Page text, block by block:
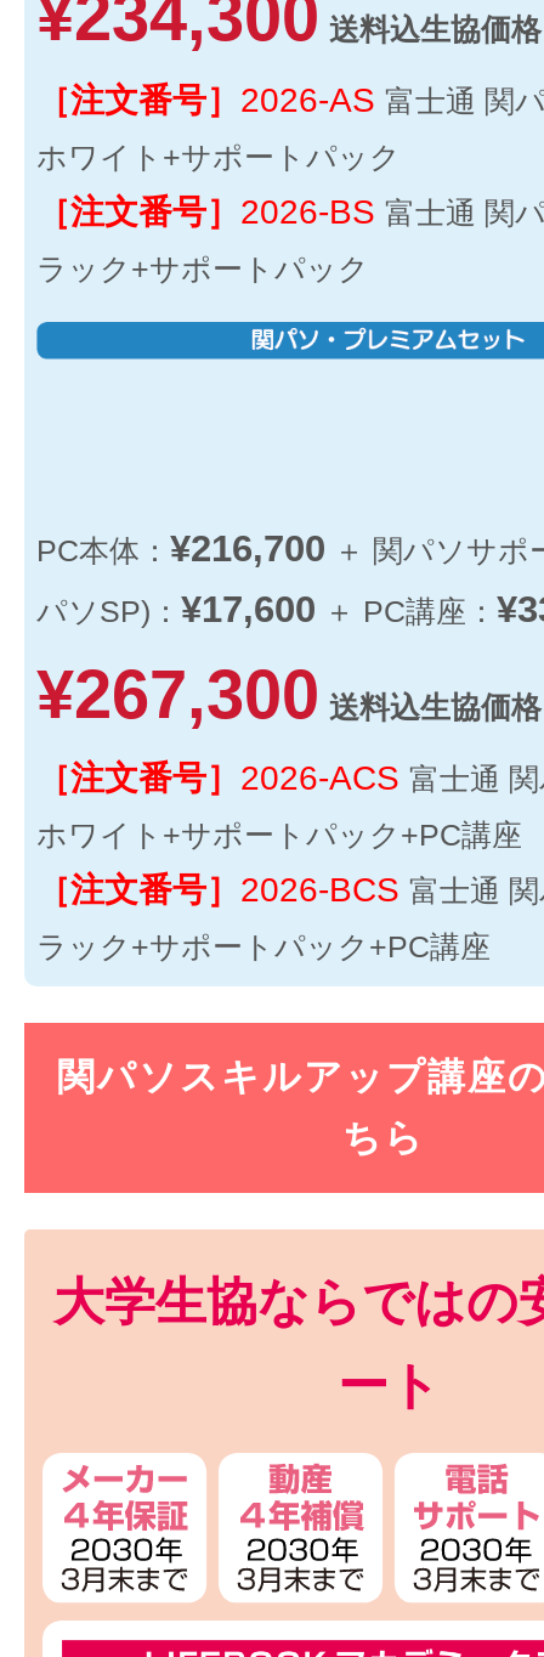
¥234,300 送料込生協価
［注文番号］ 2026-AS 富士通 関
ホワイト+サポートパック
［注文番号］ 2026-BS 富士通 関
ラック+サポートパック
PC本体： ¥216,700 ＋ 関パソサポ
パソSP)： ¥17,600 ＋ PC講座：
¥267,300 送料込生協価
［注文番号］ 2026-ACS 富士通
ホワイト+サポートパック+PC講座
［注文番号］ 2026-BCS 富士通
ラック+サポートパック+PC講座
関パソスキルアップ講座
ちら
大学生協ならではの
ート